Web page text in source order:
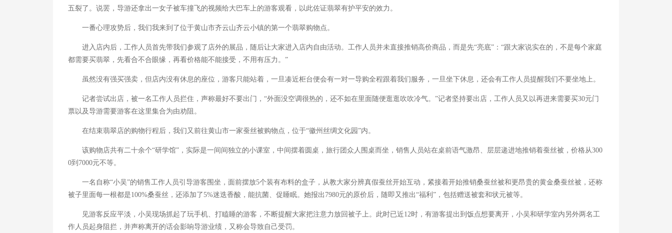
五裂了。说罢，导游还拿出一女子被车撞飞的视频给大巴车上的游客观看，以此佐证翡翠有护平安的效力。
一番心理攻势后，我们我来到了位于黄山市齐云山齐云小镇的第一个翡翠购物点。
进入店内后，工作人员首先带我们参观了店外的展品，随后让大家进入店内自由活动。工作人员并未直接推销高价商品，而是先“亮底”：“跟大家说实在的，不是每个家庭
都需要买翡翠，先看合不合眼缘，再看价格能不能接受，不用有压力。”
虽然没有强买强卖，但店内没有休息的座位，游客只能站着，一旦凑近柜台便会有一对一导购全程跟着我们服务，一旦坐下休息，还会有工作人员提醒我们不要坐地上。
记者尝试出店，被一名工作人员拦住，声称最好不要出门，“外面没空调很热的，还不如在里面随便逛逛吹吹冷气。”记者坚持要出店，工作人员又以再进来需要买30元门
票以及导游需要游客在这里集合为由劝阻。
在结束翡翠店的购物行程后，我们又前往黄山市一家蚕丝被购物点，位于“徽州丝绸文化园”内。
该购物店共有二十余个“研学馆”，实际是一间间独立的小课室，中间摆着圆桌，旅行团众人围桌而坐，销售人员站在桌前语气激昂、层层递进地推销着蚕丝被，价格从300
0到7000元不等。
一名自称“小吴”的销售工作人员引导游客围坐，面前摆放5个装有布料的盒子，从教大家分辨真假蚕丝开始互动，紧接着开始推销桑蚕丝被和更昂贵的黄金桑蚕丝被，还称
被子里面每一根都是100%桑蚕丝，还添加了5%迷迭香酸，能抗菌、促睡眠。她报出7980元的原价后，随即又推出“福利”，包括赠送被套和状元被等。
见游客反应平淡，小吴现场抓起了玩手机、打瞌睡的游客，不断提醒大家把注意力放回被子上。此时已近12时，有游客提出到饭点想要离开，小吴和研学室内另外两名工
作人员起身阻拦，并声称离开的话会影响导游业绩，又称会导致自己受罚。